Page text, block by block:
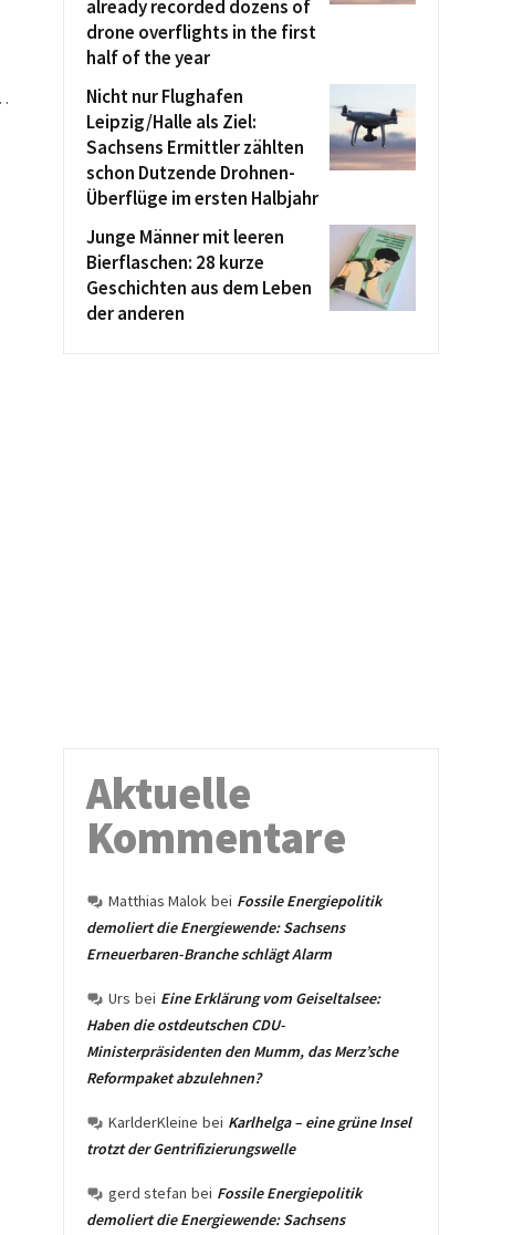
already recorded dozens of
drone overflights in the first
half of the year
Nicht nur Flughafen
Leipzig/Halle als Ziel:
Sachsens Ermittler zählten
schon Dutzende Drohnen-
Überflüge im ersten Halbjahr
Junge Männer mit leeren
Bierflaschen: 28 kurze
Geschichten aus dem Leben
der anderen
Aktuelle
Kommentare
Matthias Malok bei Fossile Energiepolitik
demoliert die Energiewende: Sachsens
Erneuerbaren-Branche schlägt Alarm
Urs bei Eine Erklärung vom Geiseltalsee:
Haben die ostdeutschen CDU-
Ministerpräsidenten den Mumm, das Merz’sche
Reformpaket abzulehnen?
KarlderKleine bei Karlhelga – eine grüne Insel
trotzt der Gentrifizierungswelle
gerd stefan bei Fossile Energiepolitik
demoliert die Energiewende: Sachsens